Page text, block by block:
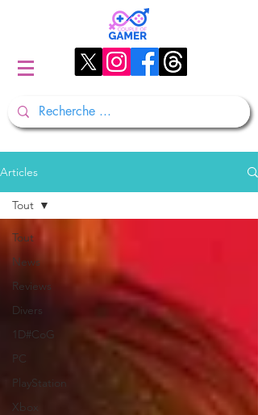
Articles
Tout
News
Reviews
Divers
1D#CoG
PC
PlayStation
Xbox
Tout